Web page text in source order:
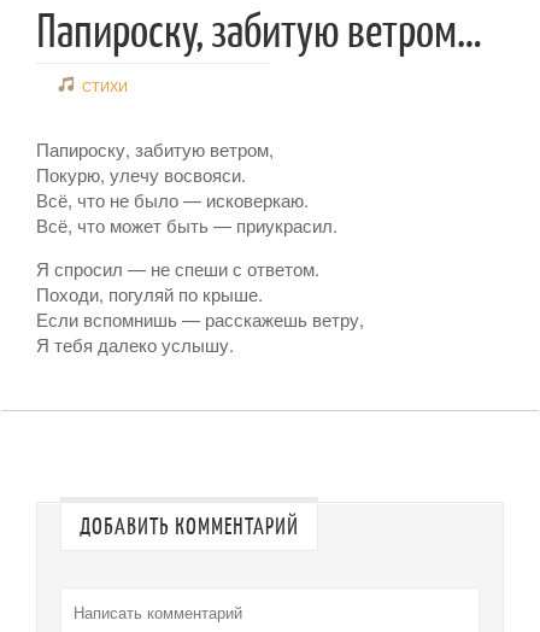
Папироску, забитую ветром…
СТИХИ
Папироску, забитую ветром,
Покурю, улечу восвояси.
Всё, что не было — исковеркаю.
Всё, что может быть — приукрасил.
Я спросил — не спеши с ответом.
Походи, погуляй по крыше.
Если вспомнишь — расскажешь ветру,
Я тебя далеко услышу.
ДОБАВИТЬ КОММЕНТАРИЙ